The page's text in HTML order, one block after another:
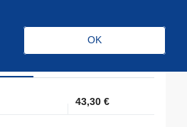
expand_less
43,30 €
OK